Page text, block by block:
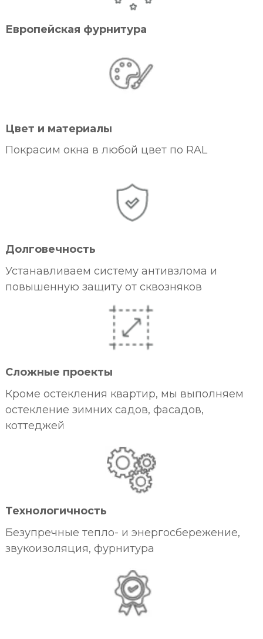
Европейская фурнитура
Цвет и материалы
Покрасим окна в любой цвет по RAL
Долговечность
Устанавливаем систему антивзлома и
повышенную защиту от сквозняков
Сложные проекты
Кроме остекления квартир, мы выполняем
остекление зимних садов, фасадов,
коттеджей
Технологичность
Безупречные тепло- и энергосбережение,
звукоизоляция, фурнитура